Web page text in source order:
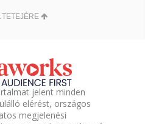
TETEJÉRE
jelent minden
elérést, országos
megjelenési